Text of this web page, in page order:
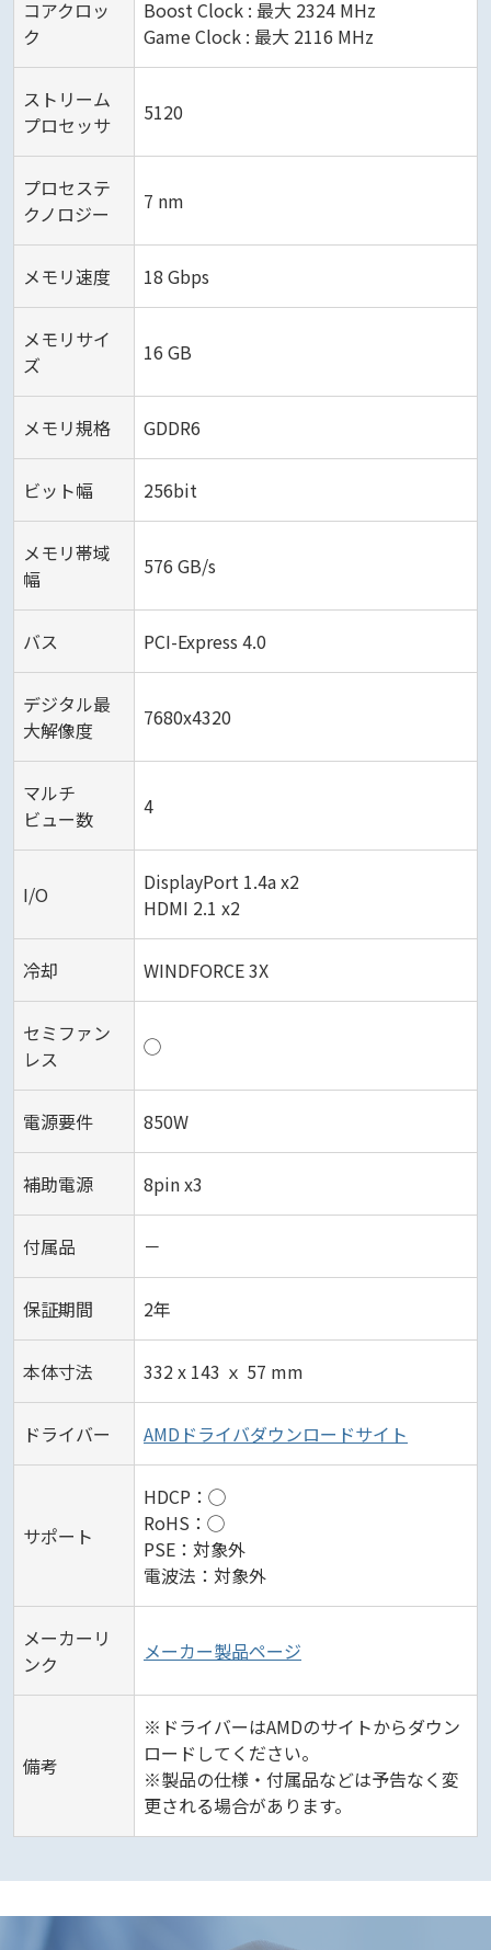
コアクロッ
ク
Boost Clock : 最大 2324 MHz
Game Clock : 最大 2116 MHz
ストリーム
プロセッサ
5120
プロセステ
クノロジー
7 nm
メモリ速度 18 Gbps
メモリサイ
ズ
16 GB
メモリ規格 GDDR6
ビット幅 256bit
メモリ帯域
幅
576 GB/s
バス PCI-Express 4.0
デジタル最
大解像度
7680x4320
マルチ
ビュー数
4
I/O
DisplayPort 1.4a x2
HDMI 2.1 x2
冷却 WINDFORCE 3X
セミファン
レス
◯
電源要件 850W
補助電源 8pin x3
付属品 －
保証期間 2年
本体寸法 332 x 143 ｘ 57 mm
ドライバー AMDドライバダウンロードサイト
サポート
HDCP：◯
RoHS：◯
PSE：対象外
電波法：対象外
メーカーリ
ンク
メーカー製品ページ
備考
※ドライバーはAMDのサイトからダウン
ロードしてください。
※製品の仕様・付属品などは予告なく変
更される場合があります。